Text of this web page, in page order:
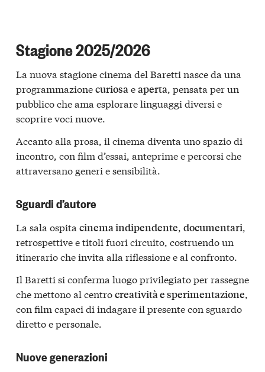
Stagione 2025/2026
La nuova stagione cinema del Baretti nasce da una
programmazionecuriosaeaperta, pensata per un
pubblico che ama esplorare linguaggi diversi e
scoprire voci nuove.
Accanto alla prosa, il cinema diventa uno spazio di
incontro, con film d’essai, anteprime e percorsi che
attraversano generi e sensibilità.
Sguardi d’autore
La sala ospita cinema indipendente, documentari,
retrospettive e titoli fuori circuito, costruendo un
itinerario che invita alla riflessione e al confronto.
Il Baretti si conferma luogo privilegiato per rassegne
che mettono al centrocreatività e sperimentazione,
con film capaci di indagare il presente con sguardo
diretto e personale.
Nuove generazioni